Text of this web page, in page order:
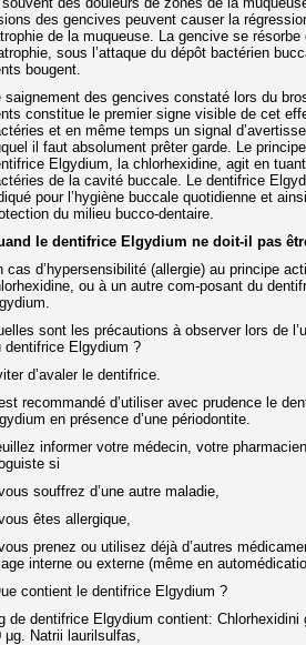
des gencives peuvent causer la
de la muqueuse. La gencive se résorbe
sous l’attaque du dépôt bactérien
bougent.
saignement des gencives constaté lors du
constitue le premier signe visible de cet
et en même temps un signal
il faut absolument prêter garde. Le
Elgydium, la chlorhexidine, agit en
de la cavité buccale. Le dentifrice
pour l’hygiène buccale quotidienne et
du milieu bucco-dentaire.
le dentifrice Elgydium ne doit-il pas
cas d’hypersensibilité (allergie) au principe
ou à un autre com-posant du
sont les précautions à observer lors de
dentifrice Elgydium ?
d’avaler le dentifrice.
est recommandé d’utiliser avec prudence le
en présence d’une périodontite.
informer votre médecin, votre
si
souffrez d’une autre maladie,
êtes allergique,
prenez ou utilisez déjà d’autres
interne ou externe (même en
contient le dentifrice Elgydium ?
de dentifrice Elgydium contient: Chlorhexidini
μg. Natrii laurilsulfas,